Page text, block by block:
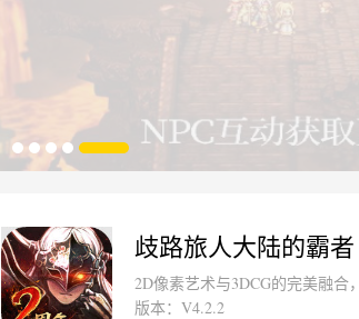
歧路旅人大陆的霸者
2D像素艺术与3DCG的完美融合
版本：V4.2.2